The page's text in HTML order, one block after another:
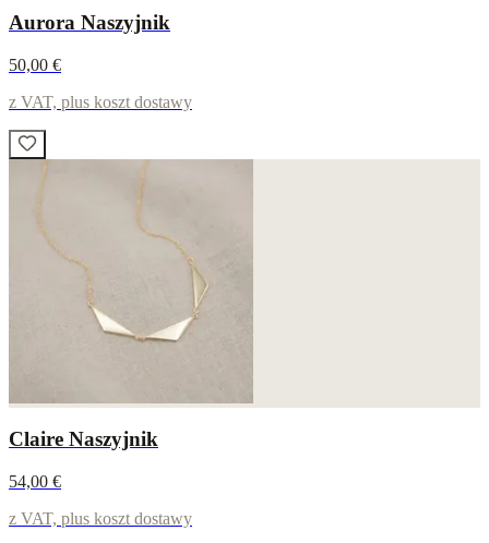
Aurora Naszyjnik
50,00 €
z VAT, plus koszt dostawy
Claire Naszyjnik
54,00 €
z VAT, plus koszt dostawy